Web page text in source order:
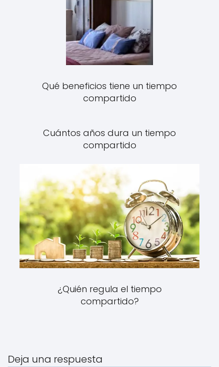
Qué beneficios tiene un tiempo
compartido
Cuántos años dura un tiempo
compartido
¿Quién regula el tiempo
compartido?
Deja una respuesta